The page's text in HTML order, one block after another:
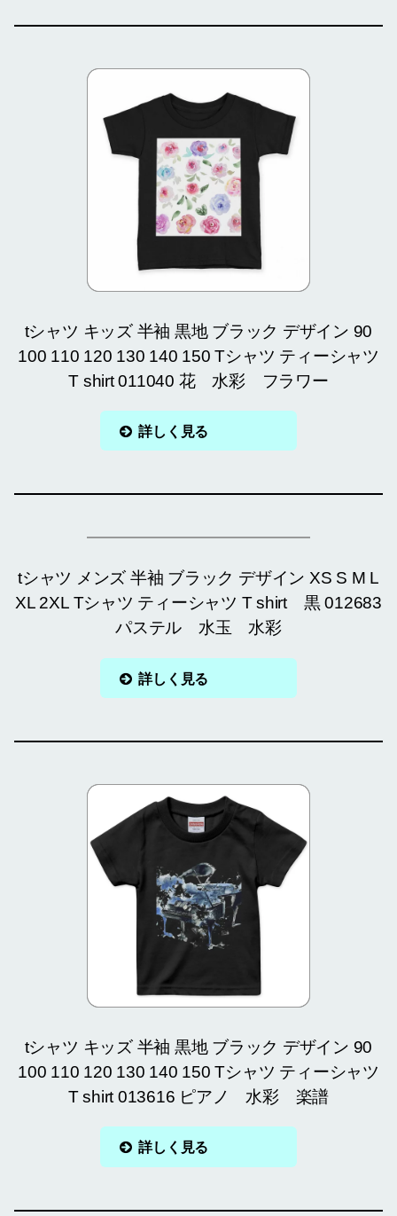
tシャツ キッズ 半袖 黒地 ブラック デザイン 90
100 110 120 130 140 150 Tシャツ ティーシャツ
T shirt 011040 花 水彩 フラワー
詳しく見る
tシャツ メンズ 半袖 ブラック デザイン XS S M L
XL 2XL Tシャツ ティーシャツ T shirt 黒 012683
パステル 水玉 水彩
詳しく見る
tシャツ キッズ 半袖 黒地 ブラック デザイン 90
100 110 120 130 140 150 Tシャツ ティーシャツ
T shirt 013616 ピアノ 水彩 楽譜
詳しく見る